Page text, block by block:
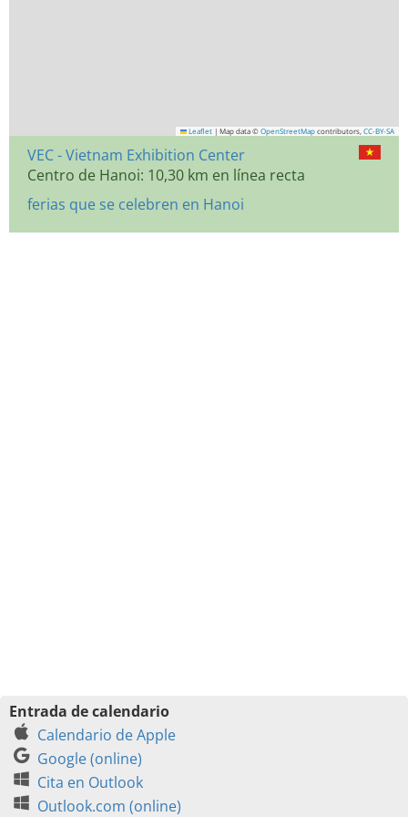
Leaflet | Map data © OpenStreetMap contributors, CC-BY-SA
VEC - Vietnam Exhibition Center
Centro de Hanoi: 10,30 km en línea recta
ferias que se celebren en Hanoi
Entrada de calendario
Calendario de Apple
Google (online)
Cita en Outlook
Outlook.com (online)